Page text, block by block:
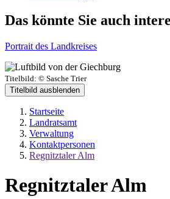
Das könnte Sie auch
Portrait des Landkreises
Titelbild: © Sasche Trier
Titelbild ausblenden
Startseite
Landratsamt
Verwaltung
Kontaktpersonen
Regnitztaler Alm
Regnitztaler Alm